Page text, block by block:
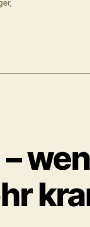
,